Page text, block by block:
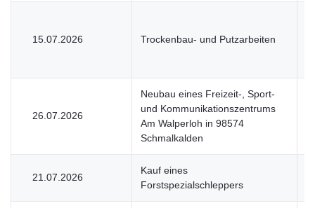
15.07.2026 Trockenbau- und Putzarbeiten
26.07.2026
Neubau eines Freizeit-, Sport-
und Kommunikationszentrums
Am Walperloh in 98574
Schmalkalden
21.07.2026
Kauf eines
Forstspezialschleppers